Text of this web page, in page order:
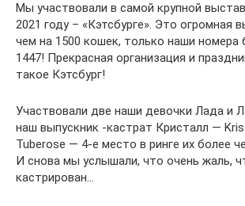
Мы участвовали в самой крупной
2021 году – «Кэтсбурге». Это огромная
чем на 1500 кошек, только наши номера
1447! Прекрасная организация и
такое Кэтсбург!
Участвовали две наши девочки Лада и
наш выпускник -кастрат Кристалл —
Tuberose — 4-е место в ринге их более
И снова мы услышали, что очень жаль,
кастрирован…